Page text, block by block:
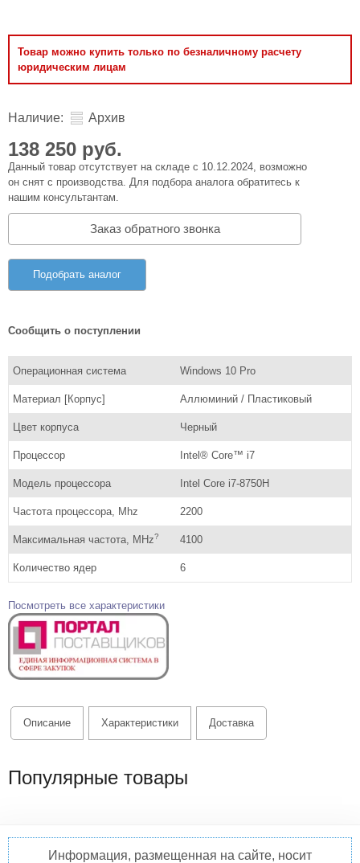
Товар можно купить только по безналичному расчету
юридическим лицам
Наличие: Архив
138 250 руб.
Данный товар отсутствует на складе с 10.12.2024, возможно
он снят с производства. Для подбора аналога обратитесь к
нашим консультантам.
Заказ обратного звонка
Подобрать аналог
Сообщить о поступлении
Операционная система Windows 10 Pro
Материал [Корпус] Аллюминий / Пластиковый
Цвет корпуса Черный
Процессор Intel® Core™ i7
Модель процессора Intel Core i7-8750H
Частота процессора, Mhz 2200
Максимальная частота, MHz? 4100
Количество ядер 6
Посмотреть все характеристики
Описание Характеристики Доставка
Популярные товары
Информация, размещенная на сайте, носит